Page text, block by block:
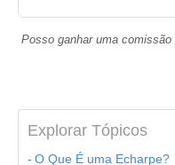
Posso ganhar uma
Explorar Tópicos
O Que É uma Echarpe?